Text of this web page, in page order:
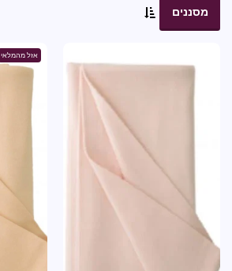
מסננים
אזל מהמלאי